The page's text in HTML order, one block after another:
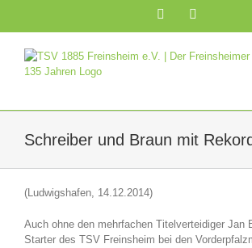
Facebook
Schreiber und Braun mit
(Ludwigshafen, 14.12.2014)
Auch ohne den mehrfachen Titelverteidiger Jan
Starter des TSV Freinsheim bei den